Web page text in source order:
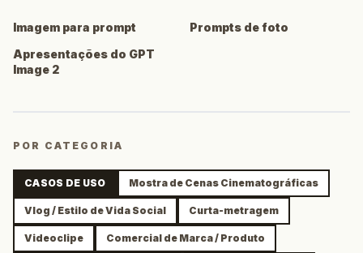
Imagem para prompt
Prompts de foto
Apresentações do GPT
Image 2
POR CATEGORIA
CASOS DE USO Mostra de Cenas Cinematográficas
Vlog / Estilo de Vida Social Curta-metragem
Videoclipe Comercial de Marca / Produto